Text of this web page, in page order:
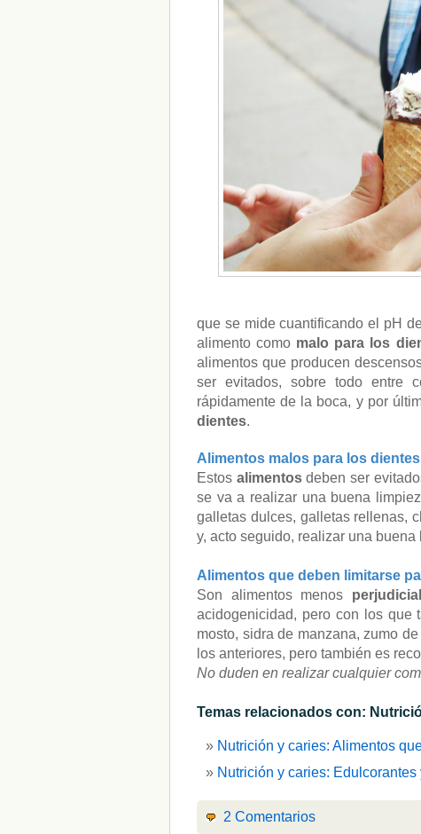
que se mide cuantificando el pH
alimento como malo para los
alimentos que producen
ser evitados, sobre todo entre
rápidamente de la boca, y por
dientes.
Alimentos malos para los dientes
Estos alimentosdeben ser
se va a realizar una buena
galletas dulces, galletas rellenas,
y, acto seguido, realizar una buena
Alimentos que deben limitarse
Son alimentos menos
acidogenicidad, pero con los que
mosto, sidra de manzana, zumo
los anteriores, pero también es
No duden en realizar cualquier
Temas relacionados con:
Nutrición y caries: Alimentos
Nutrición y caries: Edulcorantes
2 Comentarios